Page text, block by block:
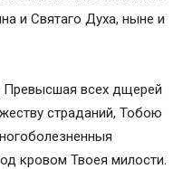
и Святаго Духа, ныне и
Превысшая всех дщерей
страданий, Тобою
кровом Твоея милости.